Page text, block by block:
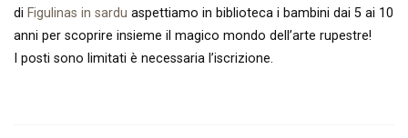
di Figulinas in sardu aspettiamo in biblioteca i bambini dai 5 ai 10
anni per scoprire insieme il magico mondo dell’arte rupestre!
I posti sono limitati è necessaria l’iscrizione.